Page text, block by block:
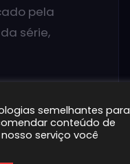
pela
série,
do primeiro
dos
surge
para
semelhantes para
conteúdo de
serviço você